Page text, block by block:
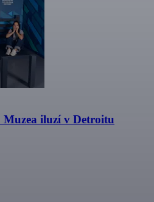
iluzí v Detroitu